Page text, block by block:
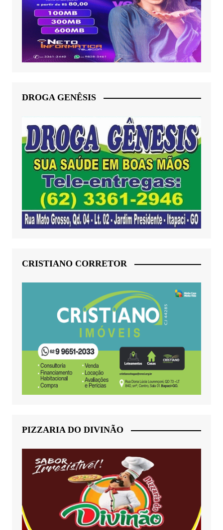
DROGA GENÊSIS
CRISTIANO CORRETOR
PIZZARIA DO DIVINÃO